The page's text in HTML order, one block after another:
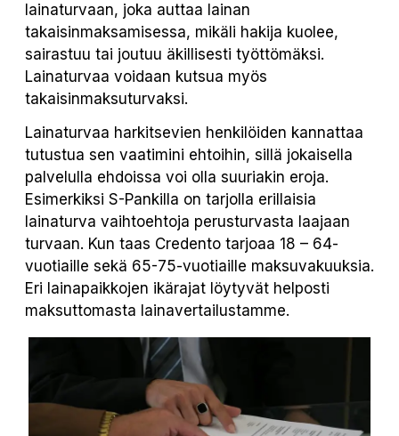
lainaturvaan, joka auttaa lainan
takaisinmaksamisessa, mikäli hakija kuolee,
sairastuu tai joutuu äkillisesti työttömäksi.
Lainaturvaa voidaan kutsua myös
takaisinmaksuturvaksi.
Lainaturvaa harkitsevien henkilöiden kannattaa
tutustua sen vaatimini ehtoihin, sillä jokaisella
palvelulla ehdoissa voi olla suuriakin eroja.
Esimerkiksi S-Pankilla on tarjolla erillaisia
lainaturva vaihtoehtoja perusturvasta laajaan
turvaan. Kun taas Credento tarjoaa 18 – 64-
vuotiaille sekä 65-75-vuotiaille maksuvakuuksia.
Eri lainapaikkojen ikärajat löytyvät helposti
maksuttomasta lainavertailustamme.